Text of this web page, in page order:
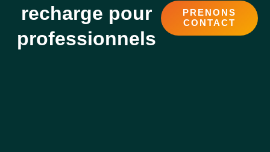
recharge pour
professionnels
PRENONS
CONTACT